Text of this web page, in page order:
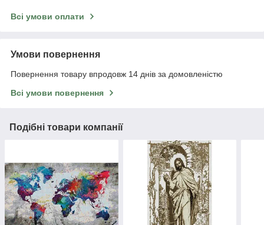
Всі умови оплати
Умови повернення
Повернення товару впродовж 14 днів за домовленістю
Всі умови повернення
Подібні товари компанії